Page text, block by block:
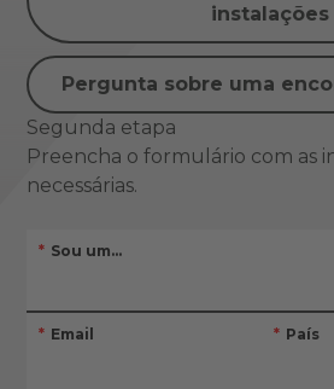
instalações
Pergunta sobre uma
Segunda etapa
Preencha o formulário com as
necessárias.